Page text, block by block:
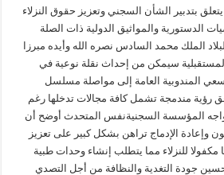
يتعلق بتدبير الشأن السجني وتعزيز حقوق النزلاء
الدستورية والمواثيق الدولية ذات الصلة
الملك محمد السادس نصره الله وأيده مبرزا
سيمكن من إحداث نقلة نوعية في
سعي المندوبية العامة إلى مواصلة مسلسل
رؤية مندمجة تشمل كافة مجالات تدخلها رغم
تواجه المؤسسة السجنيةنفس المتحدث أوضح أن
وإعادة الإدماج تراهن بشكل كبير على تعزيز
مكفولا للنزلاء مما يتطلب إنشاء وحدات طبية
جودة التغدية والنظافة من أجل التصدي